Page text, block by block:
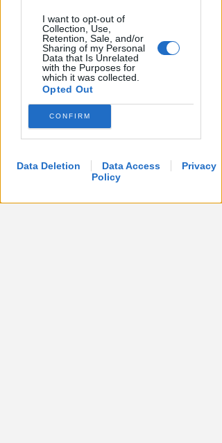
I want to opt-out of
Collection, Use,
Retention, Sale, and/or
Sharing of my Personal
Data that Is Unrelated
with the Purposes for
which it was collected.
Opted Out
CONFIRM
Data Deletion Data Access
Privacy
Policy
esperto di un agente
Lamberto Abbati